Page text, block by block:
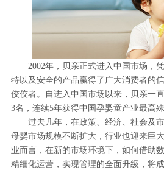
2002年，贝亲正式进入中国市场，
特以及安全的产品赢得了广大消费者的
佼佼者。自进入中国市场以来，贝亲一
3名，连续5年获得中国孕婴童产业最高殊
过去几年，在政策、经济、社会及
母婴市场规模不断扩大，行业也迎来巨
业而言，在新的市场环境下，如何借助
精细化运营，实现管理的全面升级，将